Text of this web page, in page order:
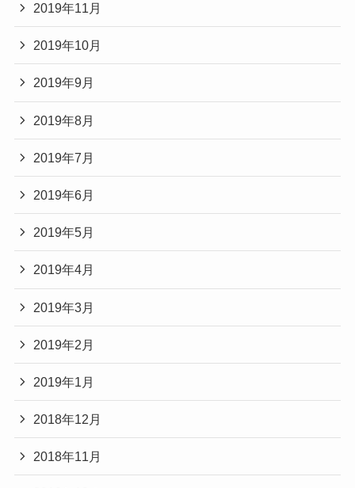
2019年11月
2019年10月
2019年9月
2019年8月
2019年7月
2019年6月
2019年5月
2019年4月
2019年3月
2019年2月
2019年1月
2018年12月
2018年11月